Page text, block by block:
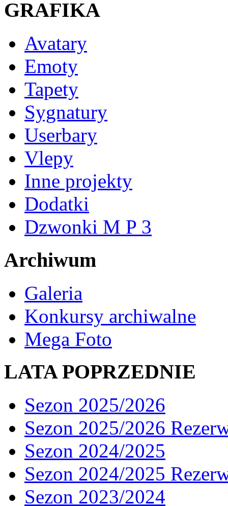
GRAFIKA
Avatary
Emoty
Tapety
Sygnatury
Userbary
Vlepy
Inne projekty
Dodatki
Dzwonki M P 3
Archiwum
Galeria
Konkursy archiwalne
Mega Foto
LATA POPRZEDNIE
Sezon 2025/2026
Sezon 2025/2026
Sezon 2024/2025
Sezon 2024/2025
Sezon 2023/2024